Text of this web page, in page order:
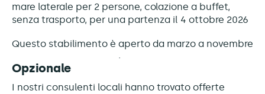
mare laterale per 2 persone, colazione a buffet,
senza trasporto, per una partenza il 4 ottobre 2026
Questo stabilimento è aperto da marzo a novembre
Opzionale
I nostri consulenti locali hanno trovato offerte